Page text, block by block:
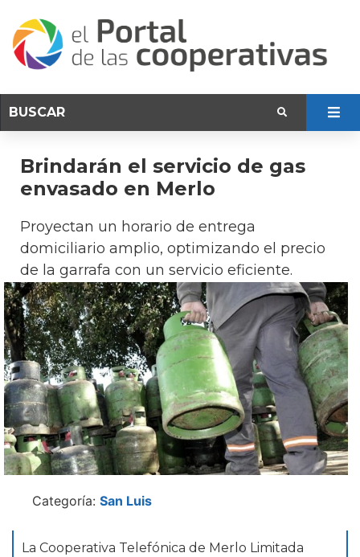
Brindarán el servicio de gas
envasado en Merlo
Proyectan un horario de entrega
domiciliario amplio, optimizando el precio
de la garrafa con un servicio eficiente.
Categoría: San Luis
La Cooperativa Telefónica de Merlo Limitada